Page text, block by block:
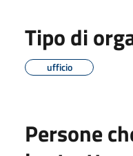
Tipo di
ufficio
Persone